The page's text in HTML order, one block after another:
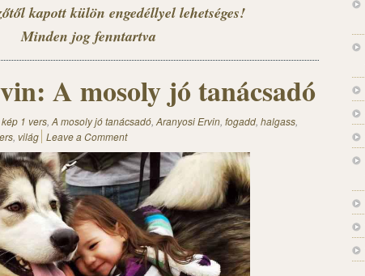
kapott külön engedéllyel lehetséges!
Minden jog fenntartva
A mosoly jó tanácsadó
1 vers, A mosoly jó tanácsadó, Aranyosi Ervin, fogadd, halgass,
, világ Leave a Comment